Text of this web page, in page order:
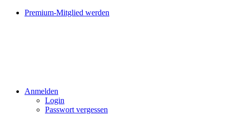
Premium-Mitglied werden
Anmelden
Login
Passwort vergessen